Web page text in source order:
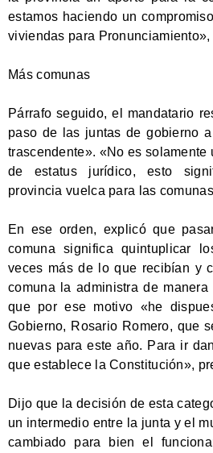
estamos haciendo un
viviendas para Pronunciamiento»,
Más comunas
Párrafo seguido, el mandatario
paso de las juntas de gobierno
trascendente». «No es
de estatus jurídico, esto
provincia vuelca para las
En ese orden, explicó que
comuna significa quintuplicar
veces más de lo que recibían y
comuna la administra de
que por ese motivo «he
Gobierno, Rosario Romero, que
nuevas para este año. Para ir
que establece la Constitución»,
Dijo que la decisión de esta
un intermedio entre la junta y el
cambiado para bien el